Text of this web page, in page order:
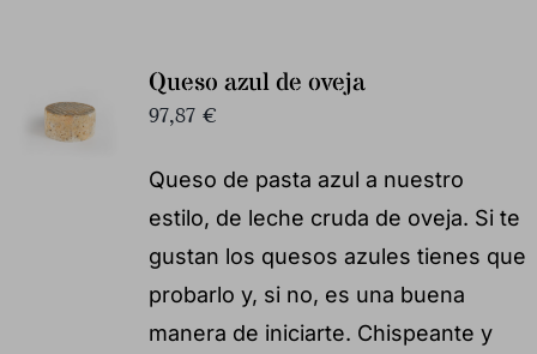
Queso azul de oveja
97,87 €
Queso de pasta azul a nuestro
estilo, de leche cruda de oveja. Si te
gustan los quesos azules tienes que
probarlo y, si no, es una buena
manera de iniciarte. Chispeante y